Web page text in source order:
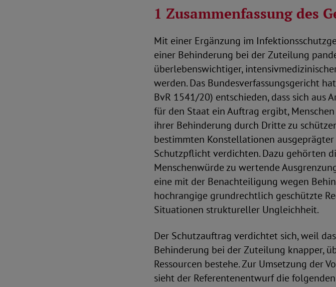
1 Zusammenfassung des
Mit einer Ergänzung im
einer Behinderung bei der Zuteilung
überlebenswichtiger,
werden. Das Bundesverfassungsgericht
BvR 1541/20) entschieden, dass sich aus
für den Staat ein Auftrag ergibt,
ihrer Behinderung durch Dritte zu
bestimmten Konstellationen
Schutzpflicht verdichten. Dazu gehörten
Menschenwürde zu wertende
eine mit der Benachteiligung wegen
hochrangige grundrechtlich geschützte
Situationen struktureller Ungleichheit.
Der Schutzauftrag verdichtet sich, weil
Behinderung bei der Zuteilung knapper,
Ressourcen bestehe. Zur Umsetzung der
sieht der Referentenentwurf die